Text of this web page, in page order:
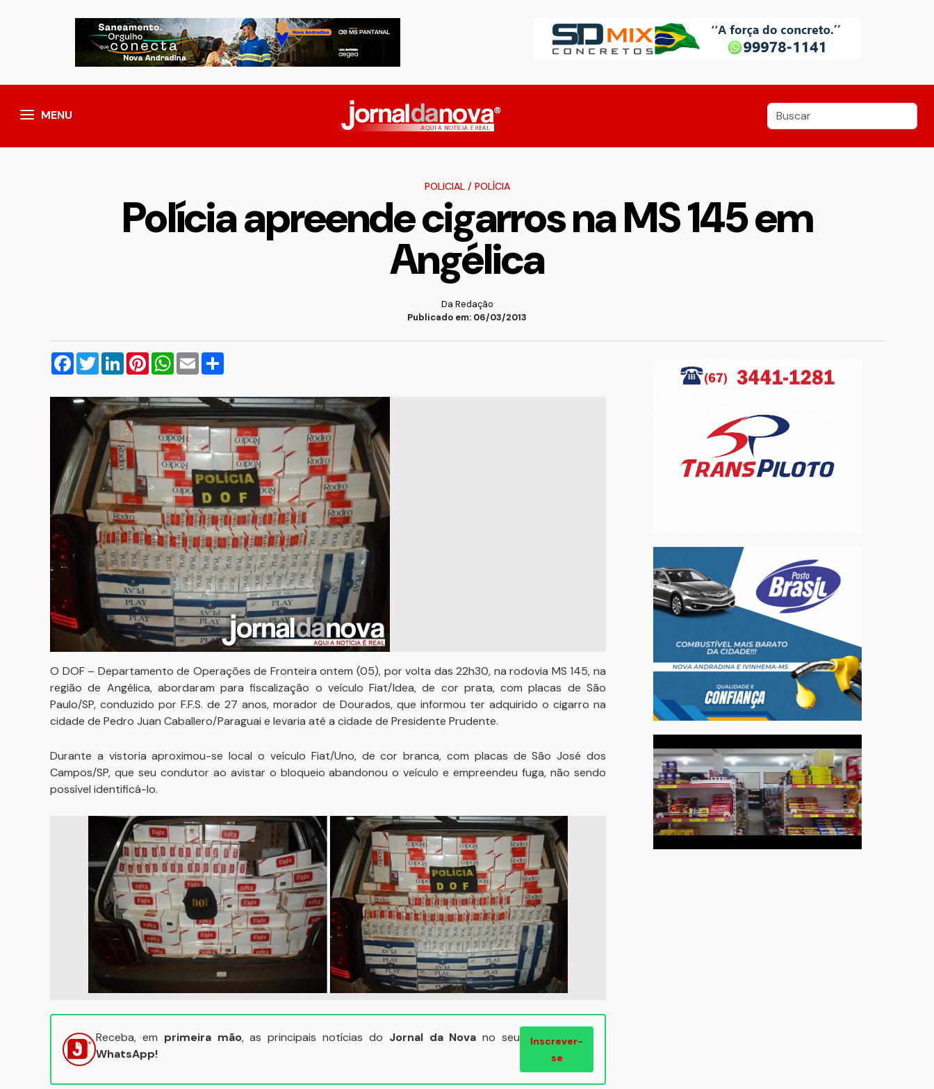
MENU
POLICIAL/ POLÍCIA
Polícia apreende cigarros na MS 145 em
Angélica
Da Redação
Publicado em: 06/03/2013
Facebook
TwitterLinkedInPinterestWhatsApp
Email
O DOF – Departamento de Operações de Fronteira ontem (05), por volta das 22h30, na rodovia MS 145, na
região de Angélica, abordaram para fiscalização o veículo Fiat/Idea, de cor prata, com placas de São
Paulo/SP, conduzido por F.F.S. de 27 anos, morador de Dourados, que informou ter adquirido o cigarro na
cidade de Pedro Juan Caballero/Paraguai e levaria até a cidade de Presidente Prudente.
Durante a vistoria aproximou-se local o veículo Fiat/Uno, de cor branca, com placas de São José dos
Campos/SP, que seu condutor ao avistar o bloqueio abandonou o veículo e empreendeu fuga, não sendo
possível identificá-lo.
Receba, em primeira mão, as principais notícias do Jornal da Nova no seu
WhatsApp!
Inscrever-
se